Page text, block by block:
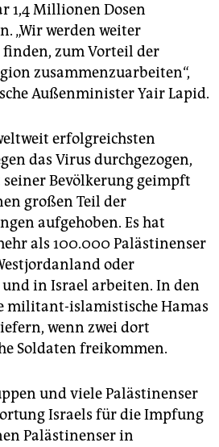
1,4 Millionen Dosen
„Wir werden weiter
finden, zum Vorteil der
zusammenzuarbeiten“,
Außenminister Yair Lapid.
erfolgreichsten
das Virus durchgezogen,
seiner Bevölkerung geimpft
großen Teil der
aufgehoben. Es hat
als 100.000 Palästinenser
oder
in Israel arbeiten. In den
militant-islamistische Hamas
wenn zwei dort
Soldaten freikommen.
und viele Palästinenser
Israels für die Impfung
Palästinenser in